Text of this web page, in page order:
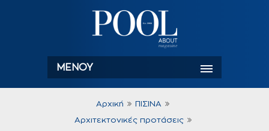
ΜΕΝΟΎ
Αρχική
ΠΙΣΙΝΑ
Αρχιτεκτονικές προτάσεις